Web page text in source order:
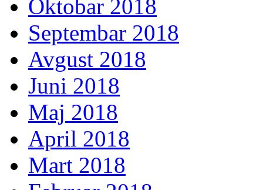
Oktobar 2018
Septembar 2018
Avgust 2018
Juni 2018
Maj 2018
April 2018
Mart 2018